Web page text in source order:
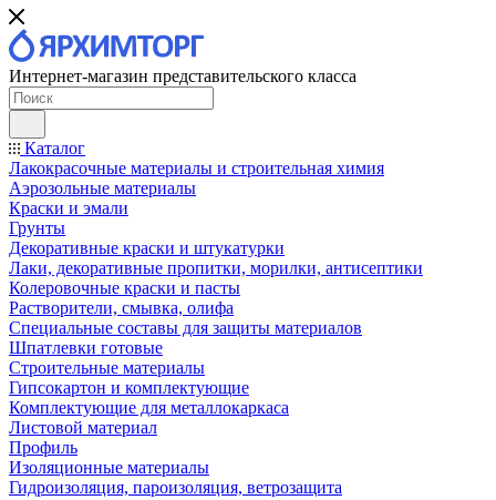
Интернет-магазин представительского класса
Каталог
Лакокрасочные материалы и строительная химия
Аэрозольные материалы
Краски и эмали
Грунты
Декоративные краски и штукатурки
Лаки, декоративные пропитки, морилки, антисептики
Колеровочные краски и пасты
Растворители, смывка, олифа
Специальные составы для защиты материалов
Шпатлевки готовые
Строительные материалы
Гипсокартон и комплектующие
Комплектующие для металлокаркаса
Листовой материал
Профиль
Изоляционные материалы
Гидроизоляция, пароизоляция, ветрозащита